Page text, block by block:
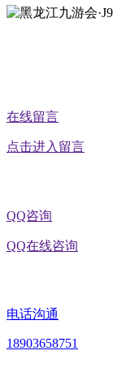
在线留言
点击进入留言
QQ咨询
QQ在线咨询
电话沟通
18903658751